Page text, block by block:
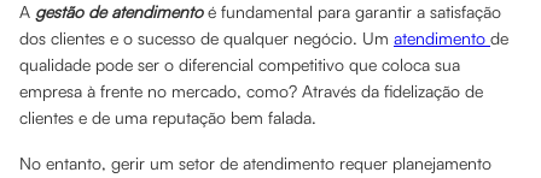
A gestão de atendimentoé fundamental para garantir a satisfação
dos clientes e o sucesso de qualquer negócio. Um atendimento de
qualidade pode ser o diferencial competitivo que coloca sua
empresa à frente no mercado, como? Através da fidelização de
clientes e de uma reputação bem falada.
No entanto, gerir um setor de atendimento requer planejamento